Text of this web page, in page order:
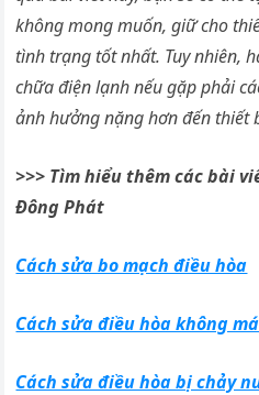
không mong muốn, giữ cho
tình trạng tốt nhất. Tuy nhiên,
chữa điện lạnh nếu gặp phải
ảnh hưởng nặng hơn đến thiết
>>> Tìm hiểu thêm các bài
Đông Phát
Cách sửa bo mạch điều hòa
Cách sửa điều hòa không
Cách sửa điều hòa bị chảy